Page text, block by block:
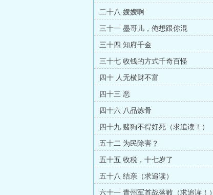
二十八 嫂嫂啊
三十一 墨哥儿，俺想跟你混
三十四 知府千金
三十七 收钱的方式千奇百怪
四十 人无横财不富
四十三 恶
四十六 八品炼骨
四十九 赌狗不得好死（求追读！）
五十二 为民除害？
五十五 收税，十七岁了
五十八 结亲（求追读）
六十一 青州军首战落败（求追读！）